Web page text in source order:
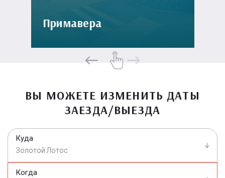
Примавера
ВЫ МОЖЕТЕ ИЗМЕНИТЬ ДАТЫ
ЗАЕЗДА/ВЫЕЗДА
Куда
Золотой Лотос
Когда